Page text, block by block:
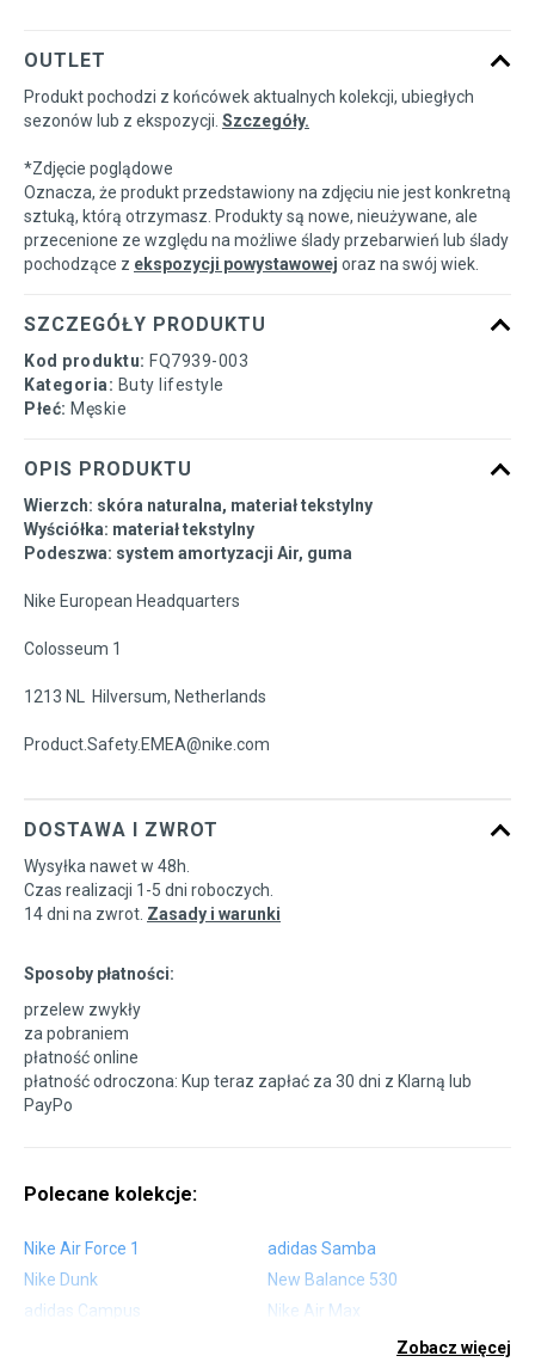
44 28 cm Powiadom o dostępności
44,5 28,5 cm
45 29 cm Powiadom o dostępności
45,5 29,5 cm
46 30 cm
OUTLET
Produkt pochodzi z końcówek aktualnych kolekcji, ubiegłych
sezonów lub z ekspozycji. Szczegóły.
*Zdjęcie poglądowe
Oznacza, że produkt przedstawiony na zdjęciu nie jest konkretną
sztuką, którą otrzymasz. Produkty są nowe, nieużywane, ale
przecenione ze względu na możliwe ślady przebarwień lub ślady
pochodzące z ekspozycji powystawowej oraz na swój wiek.
SZCZEGÓŁY PRODUKTU
Kod produktu: FQ7939-003
Kategoria: Buty lifestyle
Płeć: Męskie
OPIS PRODUKTU
Wierzch: skóra naturalna, materiał tekstylny
Wyściółka: materiał tekstylny
Podeszwa: system amortyzacji Air, guma
Nike European Headquarters
Colosseum 1
1213 NL Hilversum, Netherlands
Product.Safety.EMEA@nike.com
DOSTAWA I ZWROT
Wysyłka nawet w 48h.
Czas realizacji 1-5 dni roboczych.
14 dni na zwrot. Zasady i warunki
Sposoby płatności:
przelew zwykły
za pobraniem
płatność online
płatność odroczona: Kup teraz zapłać za 30 dni z Klarną lub
PayPo
Polecane kolekcje:
Nike Air Force 1
adidas Samba
Nike Dunk
New Balance 530
adidas Campus
Nike Air Max
Zobacz więcej